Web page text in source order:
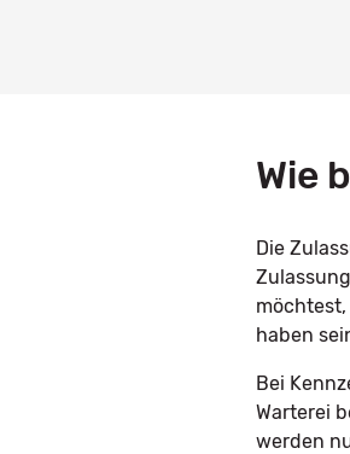
Wie
Die
haben
Bei
Warterei
werden